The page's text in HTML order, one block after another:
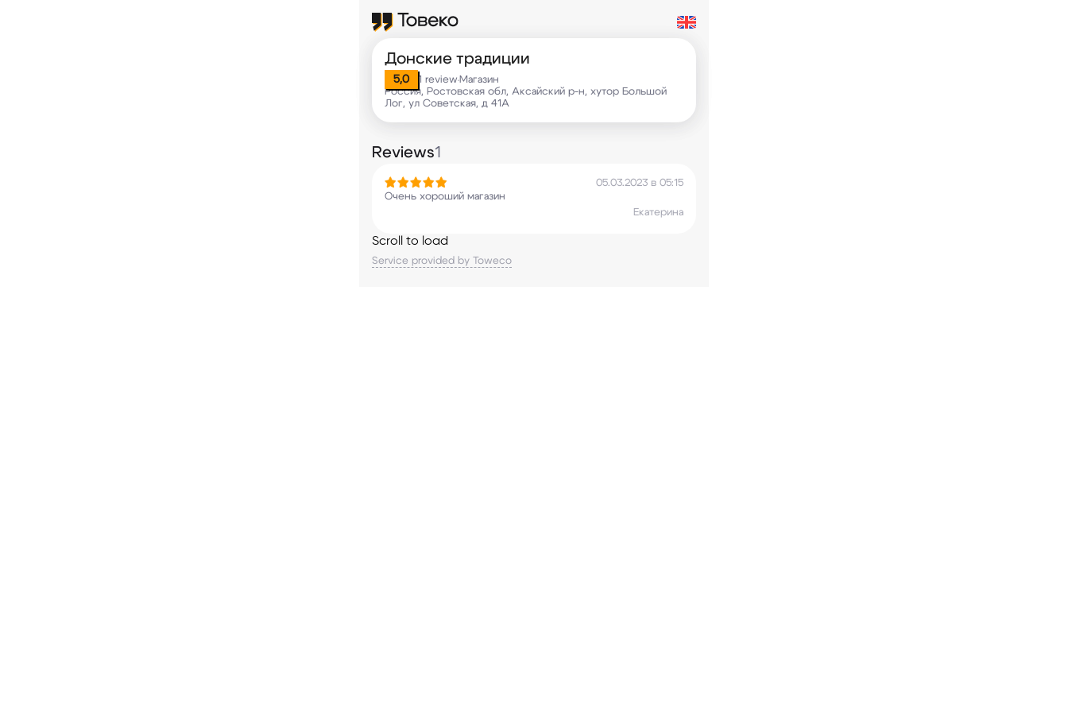
Донские традиции
5,0 1 review•Магазин
Россия, Ростовская обл, Аксайский р-н, хутор Большой
Лог, ул Советская, д 41А
Reviews1
05.03.2023 в 05:15
Очень хороший магазин
Екатерина
Scroll to load
Service provided by Toweco